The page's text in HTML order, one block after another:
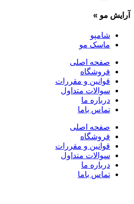
آرایش مو »
شامپو
ماسک مو
صفحه اصلی
فروشگاه
قوانین و مقررات
سوالات متداول
درباره ما
تماس باما
صفحه اصلی
فروشگاه
قوانین و مقررات
سوالات متداول
درباره ما
تماس باما